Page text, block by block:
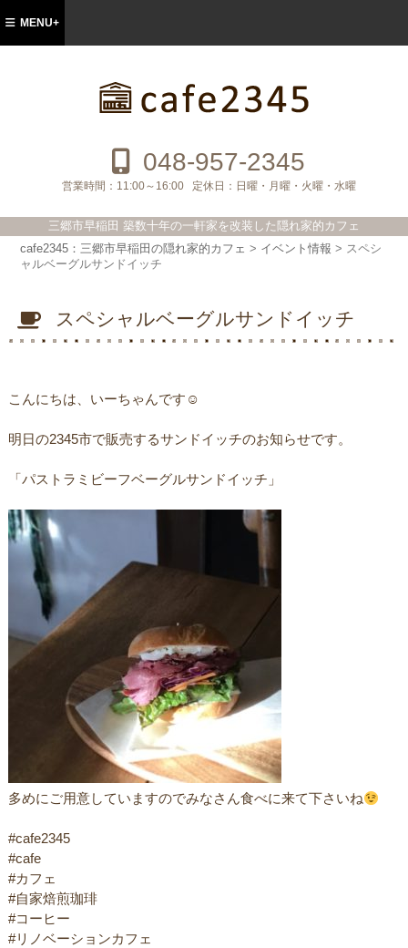
ェ
048-957-2345
営業時間： 11:00～16:00 定休日： 日曜・月曜・火曜・水曜
三郷市早稲田 築数十年の一軒家を改装した隠れ家的カフェ
MENU+
cafe2345：三郷市早稲田の隠れ家的カフェ > イベント情報 > スペシ
ャルベーグルサンドイッチ
スペシャルベーグルサンドイッチ
こんにちは、いーちゃんです☺︎
明日の2345市で販売するサンドイッチのお知らせです。
「パストラミビーフベーグルサンドイッチ」
多めにご用意していますのでみなさん食べに来て下さいね
#cafe2345
#cafe
#カフェ
#自家焙煎珈琲
#コーヒー
#リノベーションカフェ